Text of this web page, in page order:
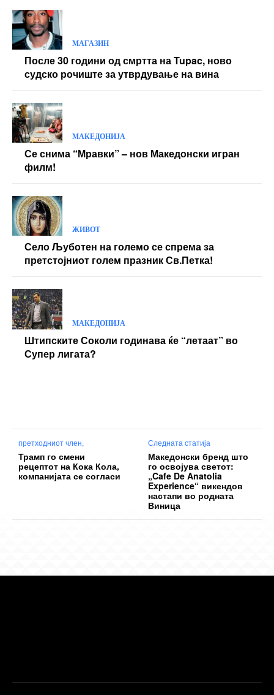
МАГАЗИН
После 30 години од смртта на Tupac, ново
судско рочиште за утврдување на вина
МАКЕДОНИЈА
Се снима “Мравки” – нов Македонски игран
филм!
ЖИВОТ
Село Љуботен на големо се спрема за
претстојниот голем празник Св.Петка!
МАКЕДОНИЈА
Штипските Соколи годинава ќе “летаат” во
Супер лигата?
претходниот член,
Трамп го смени
рецептот на Кока Кола,
компанијата се согласи
Следната статија
Македонски бренд што
го освојува светот:
„Cafe De Anatolia
Experience“ викендов
настапи во родната
Виница